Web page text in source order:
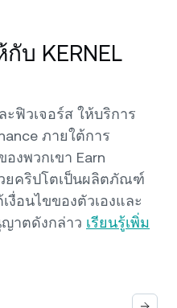
บ KERNEL
ฟิวเจอร์ส ให้บริการ
ภายใต้การ
งพวกเขา Earn
ยคริปโตเป็นผลิตภัณฑ์
งื่อนไขของตัวเองและ
าตดังกล่าว เรียนรู้เพิ่ม